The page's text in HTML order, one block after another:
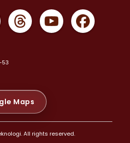
>
>
>
>
>
>
>
Hilir >
Selatan >
53
Maps
All rights reserved.